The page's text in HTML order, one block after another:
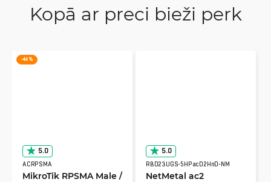
Kopā ar preci bieži perk
-44 %
5.0
ACRPSMA
MikroTik RPSMA Male /
5.0
RBD23UGS-5HPacD2HnD-NM
NetMetal ac2